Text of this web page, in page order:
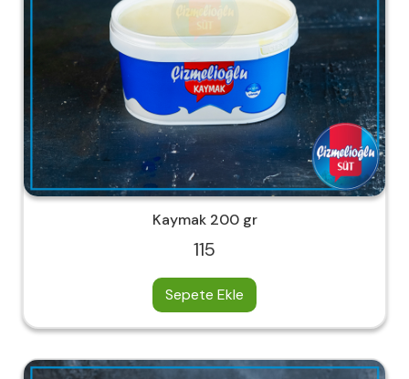
Kaymak 200 gr
115
Sepete Ekle